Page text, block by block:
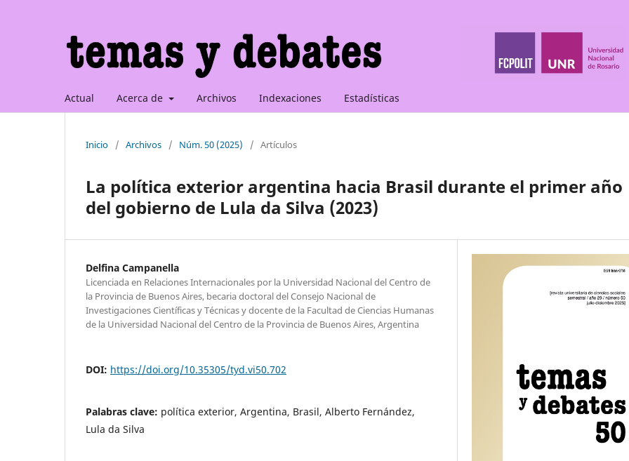
Actual Acerca de Archivos Indexaciones Estadísticas
Inicio / Archivos / Núm. 50 (2025) / Artículos
La política exterior argentina hacia Brasil durante el primer año
del gobierno de Lula da Silva (2023)
Delfina Campanella
Licenciada en Relaciones Internacionales por la Universidad Nacional del Centro de
la Provincia de Buenos Aires, becaria doctoral del Consejo Nacional de
Investigaciones Científicas y Técnicas y docente de la Facultad de Ciencias Humanas
de la Universidad Nacional del Centro de la Provincia de Buenos Aires, Argentina
DOI: https://doi.org/10.35305/tyd.vi50.702
Palabras clave: política exterior, Argentina, Brasil, Alberto Fernández,
Lula da Silva